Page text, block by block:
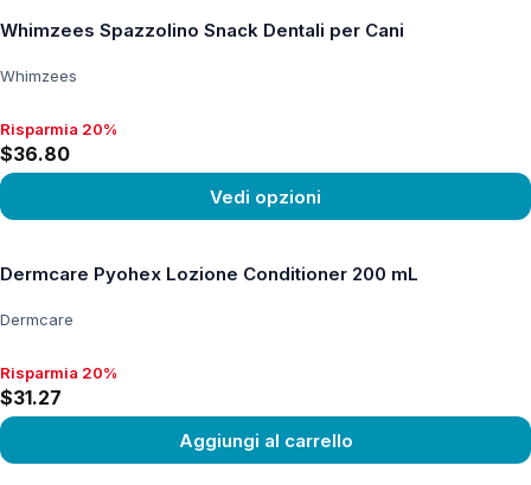
Whimzees Spazzolino Snack Dentali per Cani
Whimzees
Risparmia 20%, $36.80
Risparmia 20%
$36.80
Vedi opzioni
Dermcare Pyohex Lozione Conditioner 200 mL
Dermcare
Risparmia 20%, $31.27
Risparmia 20%
$31.27
Aggiungi al carrello